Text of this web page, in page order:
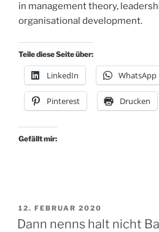
in management theory,
organisational development.
Teile diese Seite über:
LinkedIn WhatsApp
Pinterest Drucken
Gefällt mir:
VERÖFFENTLICHT
AM
12. FEBRUAR 2020
Dann nenns halt nicht